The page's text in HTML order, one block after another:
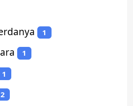
1
1
1
2